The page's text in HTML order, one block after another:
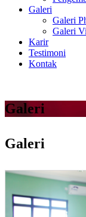
Galeri
Galeri
Galeri
Karir
Testimoni
Kontak
Galeri
Galeri